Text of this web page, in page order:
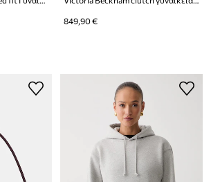
849,90 €